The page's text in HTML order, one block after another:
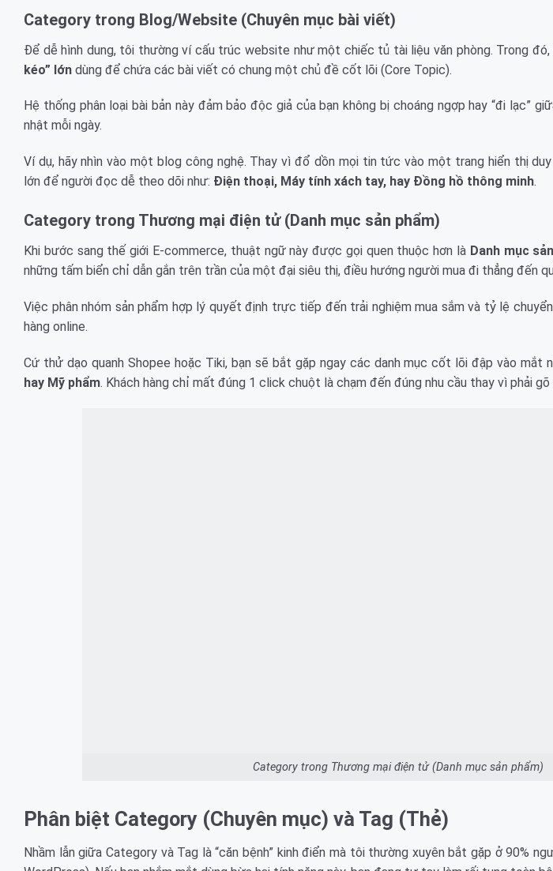
Category trong Blog/Website (Chuyên mục bài viết)
Để dễ hình dung, tôi thường ví cấu trúc website như một chiếc tủ tài liệu văn phòng. Trong đó,
kéo” lớn dùng để chứa các bài viết có chung một chủ đề cốt lõi (Core Topic).
Hệ thống phân loại bài bản này đảm bảo độc giả của bạn không bị choáng ngợp hay “đi lạc”
nhật mỗi ngày.
Ví dụ, hãy nhìn vào một blog công nghệ. Thay vì đổ dồn mọi tin tức vào một trang hiển thị
lớn để người đọc dễ theo dõi như: Điện thoại, Máy tính xách tay, hay Đồng hồ thông minh.
Category trong Thương mại điện tử (Danh mục sản phẩm)
Khi bước sang thế giới E-commerce, thuật ngữ này được gọi quen thuộc hơn là Danh mục
những tấm biển chỉ dẫn gắn trên trần của một đại siêu thị, điều hướng người mua đi thẳng đến
Việc phân nhóm sản phẩm hợp lý quyết định trực tiếp đến trải nghiệm mua sắm và tỷ lệ
hàng online.
Cứ thử dạo quanh Shopee hoặc Tiki, bạn sẽ bắt gặp ngay các danh mục cốt lõi đập vào mắt
hay Mỹ phẩm. Khách hàng chỉ mất đúng 1 click chuột là chạm đến đúng nhu cầu thay vì phải
Category trong Thương mại điện tử (Danh mục sản phẩm)
Phân biệt Category (Chuyên mục) và Tag (Thẻ)
Nhầm lẫn giữa Category và Tag là “căn bệnh” kinh điển mà tôi thường xuyên bắt gặp ở 90%